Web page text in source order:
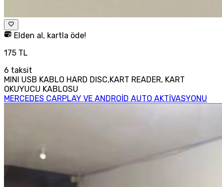
Elden al, kartla öde!
175 TL
6 taksit
MINI USB KABLO HARD DISC,KART READER, KART
OKUYUCU KABLOSU
MERCEDES CARPLAY VE ANDROİD AUTO AKTİVASYONU